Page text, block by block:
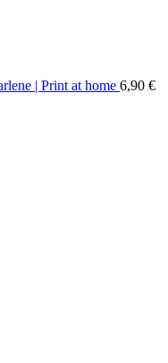
| Print at home 6,90 €